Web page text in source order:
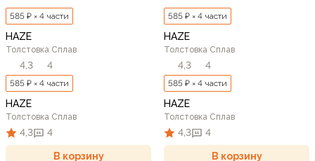
585 ₽ × 4 части
HAZE
Толстовка Сплав
4,3 4
585 ₽ × 4 части
HAZE
Толстовка Сплав
4,3 4
В корзину
585 ₽ × 4 части
HAZE
Толстовка Сплав
4,3 4
585 ₽ × 4 части
HAZE
Толстовка Сплав
4,3 4
В корзину